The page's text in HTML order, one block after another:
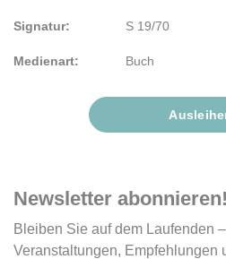
Signatur: S 19/70
Medienart: Buch
Newsletter abonnieren!
Bleiben Sie auf dem Laufenden
Veranstaltungen, Empfehlungen